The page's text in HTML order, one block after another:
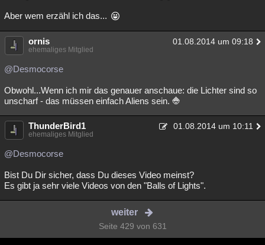
Aber wem erzähl ich das...
ornis 01.08.2014 um 09:18
ehemaliges Mitglied
@Desmocorse
Obwohl...Wenn ich mir das genauer anschaue: die Lichter sind so
unscharf - das müssen einfach Aliens sein.
ThunderBird1 01.08.2014 um 10:11
ehemaliges Mitglied
@Desmocorse
Bist Du Dir sicher, dass Du dieses Video meinst?
Es gibt ja sehr viele Videos von den "Balls of Lights".
weiter
Seite 429 von 631